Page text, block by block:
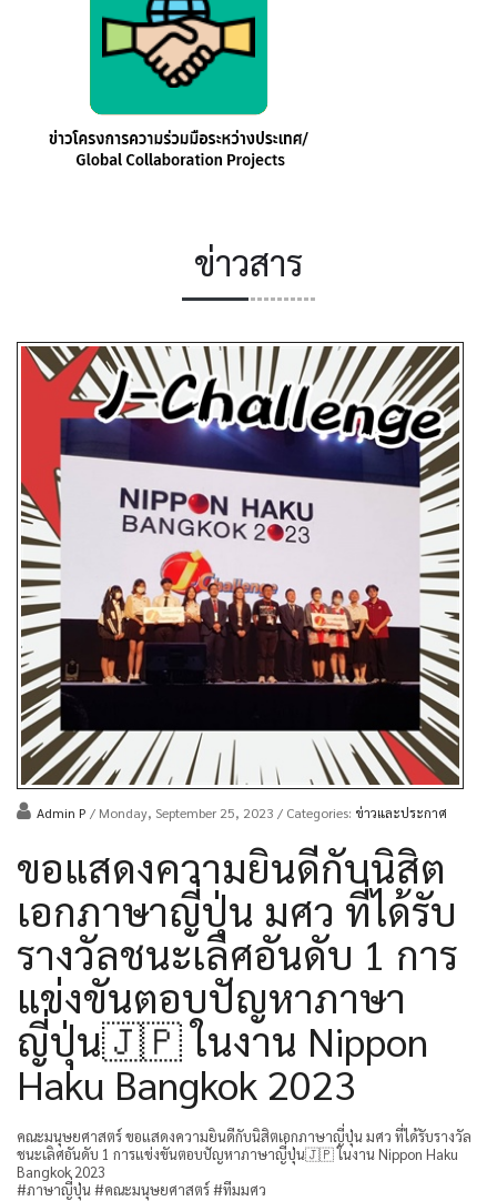
ข่าวสาร
Admin P / Monday, September 25, 2023 / Categories: ข่าวและประกาศ
ขอแสดงความยินดีกับนิสิต
เอกภาษาญี่ปุ่น มศว ที่ได้รับ
รางวัลชนะเลิศอันดับ 1 การ
แข่งขันตอบปัญหาภาษา
ญี่ปุ่น🇯🇵 ในงาน Nippon
Haku Bangkok 2023
คณะมนุษยศาสตร์ ขอแสดงความยินดีกับนิสิตเอกภาษาญี่ปุ่น มศว ที่ได้รับรางวัล
ชนะเลิศอันดับ 1 การแข่งขันตอบปัญหาภาษาญี่ปุ่น🇯🇵 ในงาน Nippon Haku
Bangkok 2023
#ภาษาญี่ปุ่น #คณะมนุษยศาสตร์ #ทีมมศว